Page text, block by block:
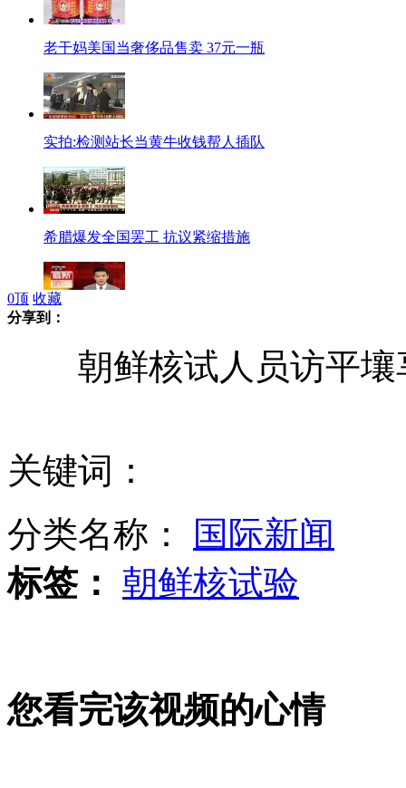
老干妈美国当奢侈品售卖 37元一瓶
实拍:检测站长当黄牛收钱帮人插队
希腊爆发全国罢工 抗议紧缩措施
不少民众反对刀锋战士获保释
实拍母马用嘴开门 逃出寻零食
0顶 收藏
分享到：
朝鲜核试人员访平壤
关键词：
分类名称：
国际新闻
标签： 朝鲜核试验
您看完该视频的心情